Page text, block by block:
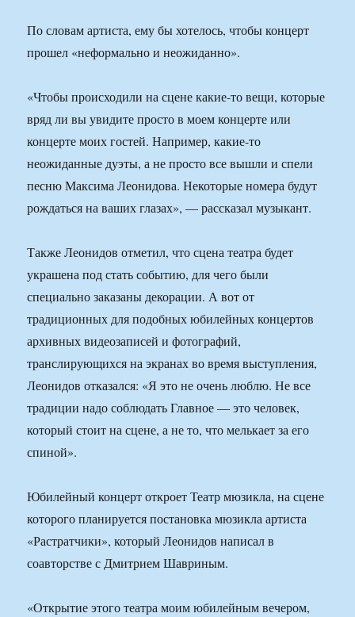
По словам артиста, ему бы хотелось, чтобы концерт
прошел «неформально и неожиданно».
«Чтобы происходили на сцене какие-то вещи, которые
вряд ли вы увидите просто в моем концерте или
концерте моих гостей. Например, какие-то
неожиданные дуэты, а не просто все вышли и спели
песню Максима Леонидова. Некоторые номера будут
рождаться на ваших глазах», — рассказал музыкант.
Также Леонидов отметил, что сцена театра будет
украшена под стать событию, для чего были
специально заказаны декорации. А вот от
традиционных для подобных юбилейных концертов
архивных видеозаписей и фотографий,
транслирующихся на экранах во время выступления,
Леонидов отказался: «Я это не очень люблю. Не все
традиции надо соблюдать Главное — это человек,
который стоит на сцене, а не то, что мелькает за его
спиной».
Юбилейный концерт откроет Театр мюзикла, на сцене
которого планируется постановка мюзикла артиста
«Растратчики», который Леонидов написал в
соавторстве с Дмитрием Шавриным.
«Открытие этого театра моим юбилейным вечером,